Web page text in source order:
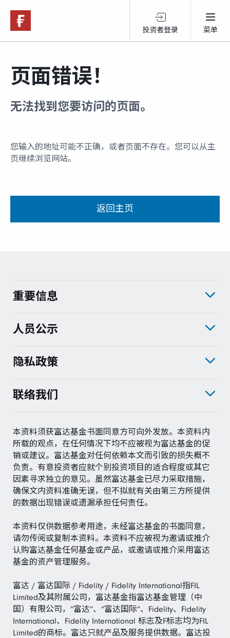
投资者登录 菜单
可持续投资
市场观点
媒体中心
招贤纳士
多元化和包容性
页面错误！
无法找到您要访问的页面。
您输入的地址可能不正确，或者页面不存在。您可以从主
页继续浏览网站。
返回主页
重要信息
人员公示
隐私政策
联络我们
本资料须获富达基金书面同意方可向外发放。本资料内
所载的观点，在任何情况下均不应被视为富达基金的促
销或建议。富达基金对任何依赖本文而引致的损失概不
负责。有意投资者应就个别投资项目的适合程度或其它
因素寻求独立的意见。虽然富达基金已尽力采取措施，
确保文内资料准确无误，但不拟就有关由第三方所提供
的数据出现错误或遗漏承担任何责任。
本资料仅供数据参考用途，未经富达基金的书面同意，
请勿传阅或复制本资料。本资料不应被视为邀请或推介
认购富达基金任何基金或产品，或邀请或推介采用富达
基金的资产管理服务。
富达 / 富达国际 / Fidelity / Fidelity International指FIL
Limited及其附属公司，富达基金指富达基金管理（中
国）有限公司，“富达”、“富达国际”、Fidelity、Fidelity
International、Fidelity International 标志及F标志均为FIL
Limited的商标。富达只就产品及服务提供数据。富达投